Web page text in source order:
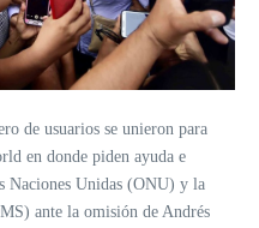
de usuarios se unieron para
en donde piden ayuda e
Naciones Unidas (ONU) y la
ante la omisión de Andrés